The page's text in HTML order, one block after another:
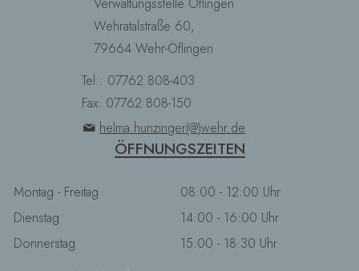
Verwaltungsstelle Öflingen
Wehratalstraße 60,
79664 Wehr-Öflingen
Tel.: 07762 808-403
Fax: 07762 808-150
helma.hunzinger(@)wehr.de
ÖFFNUNGSZEITEN
Montag - Freitag
Dienstag
Donnerstag
08:00 - 12:00 Uhr
14:00 - 16:00 Uhr
15:00 - 18:30 Uhr